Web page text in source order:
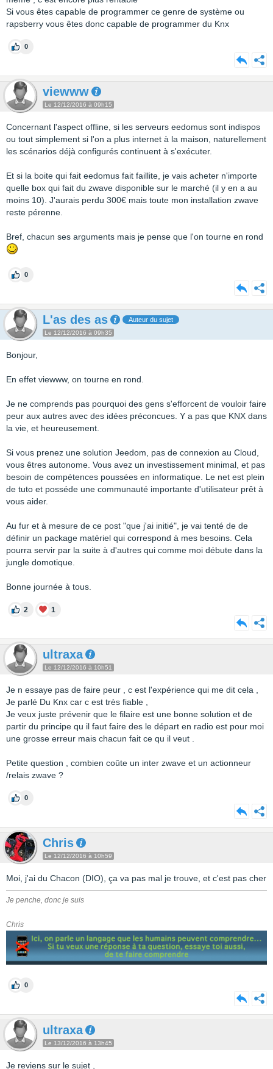
Si vous êtes capable de programmer ce genre de système ou
rapsberry vous êtes donc capable de programmer du Knx
0
viewww
Le 12/12/2016 à 09h15
Concernant l'aspect offline, si les serveurs eedomus sont indispos
ou tout simplement si l'on a plus internet à la maison, naturellement
les scénarios déjà configurés continuent à s'exécuter.
Et si la boite qui fait eedomus fait faillite, je vais acheter n'importe
quelle box qui fait du zwave disponible sur le marché (il y en a au
moins 10). J'aurais perdu 300€ mais toute mon installation zwave
reste pérenne.
Bref, chacun ses arguments mais je pense que l'on tourne en rond
0
L'as des as Auteur du sujet
Le 12/12/2016 à 09h35
Bonjour,
En effet viewww, on tourne en rond.
Je ne comprends pas pourquoi des gens s'efforcent de vouloir faire
peur aux autres avec des idées préconcues. Y a pas que KNX dans
la vie, et heureusement.
Si vous prenez une solution Jeedom, pas de connexion au Cloud,
vous êtres autonome. Vous avez un investissement minimal, et pas
besoin de compétences poussées en informatique. Le net est plein
de tuto et posséde une communauté importante d'utilisateur prêt à
vous aider.
Au fur et à mesure de ce post "que j'ai initié", je vai tenté de de
définir un package matériel qui correspond à mes besoins. Cela
pourra servir par la suite à d'autres qui comme moi débute dans la
jungle domotique.
Bonne journée à tous.
2 1
ultraxa
Le 12/12/2016 à 10h51
Je n essaye pas de faire peur , c est l'expérience qui me dit cela ,
Je parlé Du Knx car c est très fiable ,
Je veux juste prévenir que le filaire est une bonne solution et de
partir du principe qu il faut faire des le départ en radio est pour moi
une grosse erreur mais chacun fait ce qu il veut .
Petite question , combien coûte un inter zwave et un actionneur
/relais zwave ?
0
Chris
Le 12/12/2016 à 10h59
Moi, j'ai du Chacon (DIO), ça va pas mal je trouve, et c'est pas cher
Je penche, donc je suis
Chris
0
ultraxa
Le 13/12/2016 à 13h45
Je reviens sur le sujet ,